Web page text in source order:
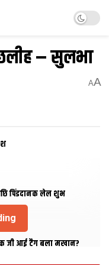
– सुलभा
AA
पिंडदानक लेल शुभ
जी आई टैग बला मखान?